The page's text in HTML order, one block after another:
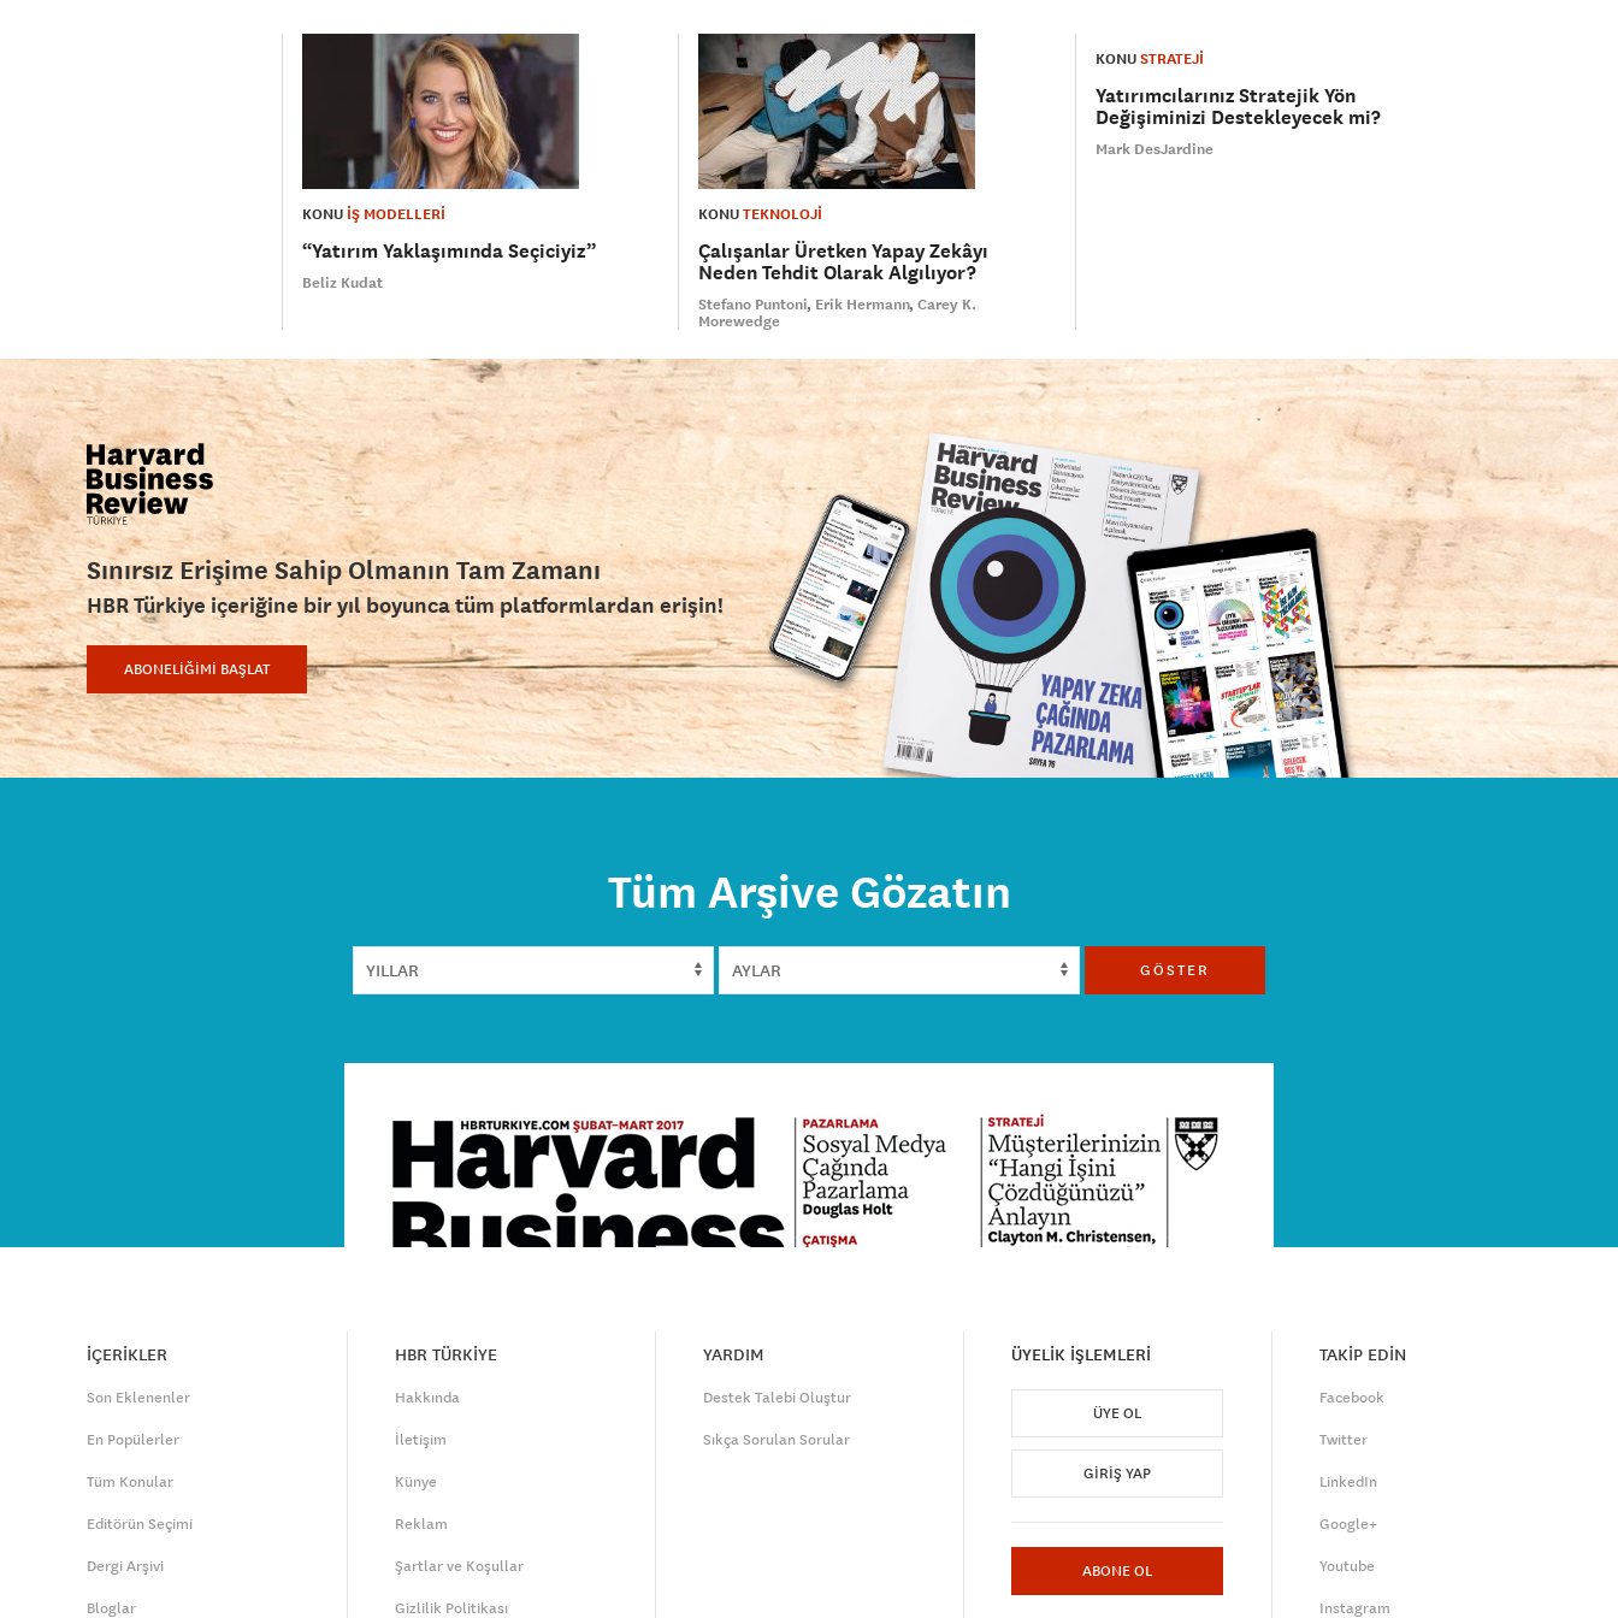
KONU İŞ MODELLERİ
“Yatırım Yaklaşımında Seçiciyiz”
Beliz Kudat
KONUTEKNOLOJİ
Çalışanlar Üretken Yapay Zekâyı
Neden Tehdit Olarak Algılıyor?
Stefano Puntoni Erik Hermann Carey K.
Morewedge
KONUSTRATEJİ
Yatırımcılarınız Stratejik Yön
Değişiminizi Destekleyecek mi?
Mark DesJardine
Sınırsız Erişime Sahip Olmanın Tam Zamanı
HBR Türkiye içeriğine bir yıl boyunca tüm platformlardan erişin!
ABONELİĞİMİ BAŞLAT
Tüm Arşive Gözatın
GÖSTER
İÇERİKLER
Son Eklenenler
En Popülerler
Tüm Konular
Editörün Seçimi
Dergi Arşivi
Bloglar
HBR TÜRKİYE
Hakkında
İletişim
Künye
Reklam
Şartlar ve Koşullar
Gizlilik Politikası
YARDIM
Destek Talebi Oluştur
Sıkça Sorulan Sorular
ÜYELİK İŞLEMLERİ
ÜYE OL
GIRIŞ YAP
ABONE OL
TAKİP EDİN
Facebook
Twitter
LinkedIn
Google+
Youtube
Instagram